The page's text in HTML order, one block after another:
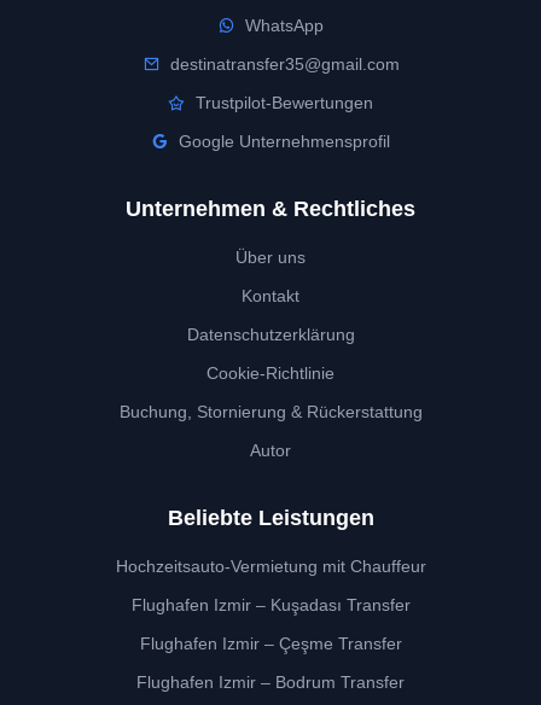
WhatsApp
destinatransfer35@gmail.com
Trustpilot-Bewertungen
Google Unternehmensprofil
Unternehmen & Rechtliches
Über uns
Kontakt
Datenschutzerklärung
Cookie-Richtlinie
Buchung, Stornierung & Rückerstattung
Autor
Beliebte Leistungen
Hochzeitsauto-Vermietung mit Chauffeur
Flughafen Izmir – Kuşadası Transfer
Flughafen Izmir – Çeşme Transfer
Flughafen Izmir – Bodrum Transfer